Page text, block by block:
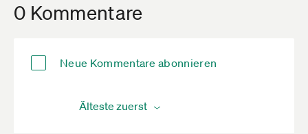
0 Kommentare
Neue Kommentare abonnieren